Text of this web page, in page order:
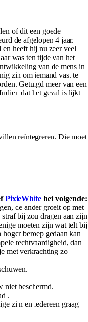
of dit een goede
de afgelopen 4 jaar.
heeft hij nu zeer veel
was ten tijde van het
van de mens in
zin om iemand vast te
Getuigd meer van een
dat het geval is lijkt
reïntegreren. Die moet
PixieWhite het volgende:
de ander groeit op met
bij zou dragen aan zijn
moeten zijn wat telt bij
beroep gedaan kan
rechtvaardigheid, dan
met verkrachting zo
niet beschermd.
.
zijn en iedereen graag